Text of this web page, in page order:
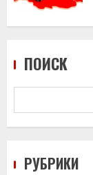
ПОИСК
РУБРИКИ